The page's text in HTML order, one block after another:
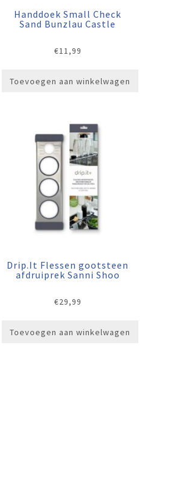
Handdoek Small Check
Sand Bunzlau Castle
€11,99
Toevoegen aan winkelwagen
Drip.It Flessen gootsteen
afdruiprek Sanni Shoo
€29,99
Toevoegen aan winkelwagen